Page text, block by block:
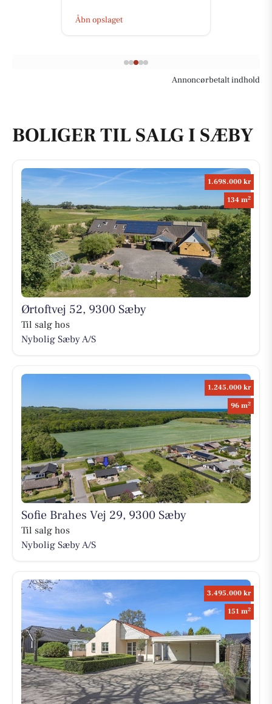
Åbn opslaget
Annoncørbetalt indhold
BOLIGER TIL SALG I SÆBY
1.698.000 kr
134 m2
Ørtoftvej 52, 9300 Sæby
Til salg hos
Nybolig Sæby A/S
1.245.000 kr
96 m2
Sofie Brahes Vej 29, 9300 Sæby
Til salg hos
Nybolig Sæby A/S
3.495.000 kr
151 m2